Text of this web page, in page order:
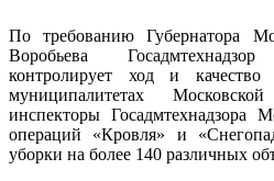
По требованию Губернатора
Воробьева
контролирует ход и
муниципалитетах
инспекторы Госадмтехнадзора
операций «Кровля» и
уборки на более 140 различных